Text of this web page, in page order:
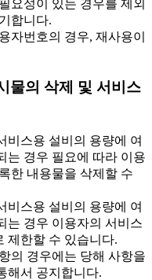
요성이 있는 경우를 제외
합니다.
자번호의 경우, 재사용이
물의 삭제 및 서비스
스용 설비의 용량에 여
는 경우 필요에 따라 이용
한 내용물을 삭제할 수
스용 설비의 용량에 여
는 경우 이용자의 서비스
제한할 수 있습니다.
의 경우에는 당해 사항을
해서 공지합니다.